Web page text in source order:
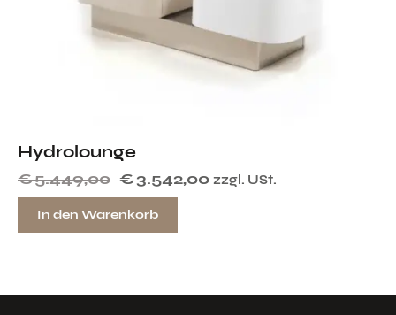
Hydrolounge
€5.449,00 €3.542,00 zzgl. USt.
In den Warenkorb